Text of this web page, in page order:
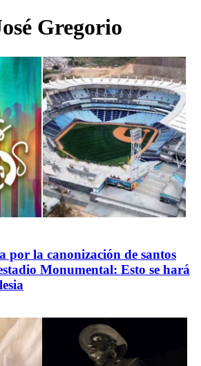
Gregorio
por la canonización de santos
Monumental: Esto se hará